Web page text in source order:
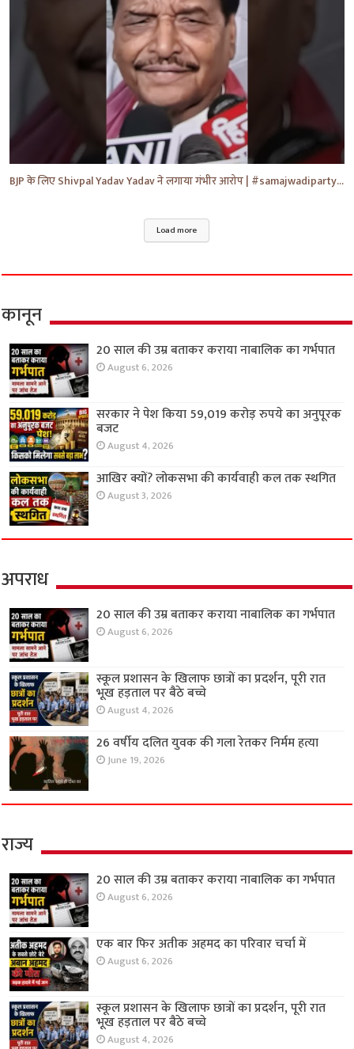
BJP के लिए Shivpal Yadav Yadav ने लगाया गंभीर आरोप | #samajwadiparty | Akhilesh Yadav | #shorts #yt
Load more
कानून
20 साल की उम्र बताकर कराया नाबालिक का गर्भपात
August 6, 2026
सरकार ने पेश किया 59,019 करोड़ रुपये का अनुपूरक
बजट
August 4, 2026
आखिर क्यों? लोकसभा की कार्यवाही कल तक स्थगित
August 3, 2026
अपराध
20 साल की उम्र बताकर कराया नाबालिक का गर्भपात
August 6, 2026
स्कूल प्रशासन के खिलाफ छात्रों का प्रदर्शन, पूरी रात
भूख हड़ताल पर बैठे बच्चे
August 4, 2026
26 वर्षीय दलित युवक की गला रेतकर निर्मम हत्या
June 19, 2026
राज्य
20 साल की उम्र बताकर कराया नाबालिक का गर्भपात
August 6, 2026
एक बार फिर अतीक अहमद का परिवार चर्चा में
August 6, 2026
स्कूल प्रशासन के खिलाफ छात्रों का प्रदर्शन, पूरी रात
भूख हड़ताल पर बैठे बच्चे
August 4, 2026